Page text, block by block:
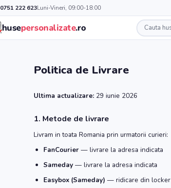
0751 222 623Luni-Vineri, 09:00-18:00
husepersonalizate.ro
Politica de Livrare
Ultima actualizare: 29 iunie 2026
1. Metode de livrare
Livram in toata Romania prin urmatorii curieri:
FanCourier — livrare la adresa indicata
Sameday — livrare la adresa indicata
Easybox (Sameday) — ridicare din locker